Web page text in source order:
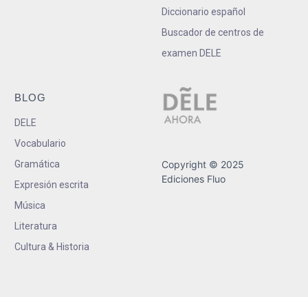
Diccionario español
Buscador de centros de
examen DELE
BLOG
DELE
Vocabulario
Gramática
Expresión escrita
Música
Literatura
Cultura & Historia
Copyright © 2025
Ediciones Fluo